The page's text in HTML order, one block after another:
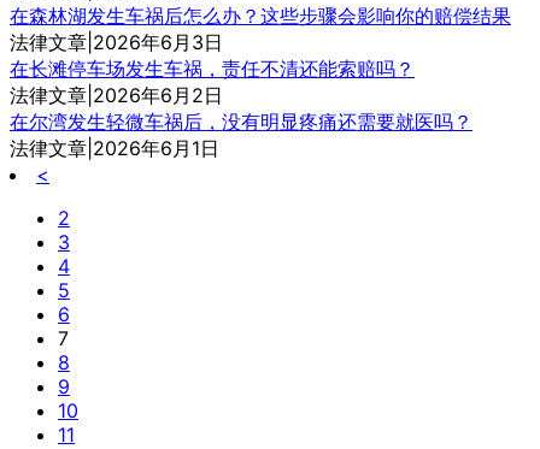
在森林湖发生车祸后怎么办？这些步骤会影响你的赔偿结果
法律文章|2026年6月3日
在长滩停车场发生车祸，责任不清还能索赔吗？
法律文章|2026年6月2日
在尔湾发生轻微车祸后，没有明显疼痛还需要就医吗？
法律文章|2026年6月1日
<
2
3
4
5
6
7
8
9
10
11